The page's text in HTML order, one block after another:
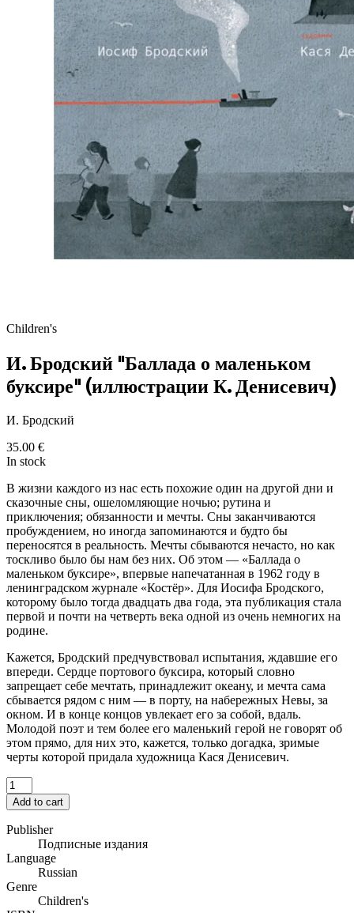
Children's
И. Бродский "Баллада о маленьком
буксире" (иллюстрации К. Денисевич)
И. Бродский
35.00 €
In stock
В жизни каждого из нас есть похожие один на другой дни и
сказочные сны, ошеломляющие ночью; рутина и
приключения; обязанности и мечты. Сны заканчиваются
пробуждением, но иногда запоминаются и будто бы
переносятся в реальность. Мечты сбываются нечасто, но как
тоскливо было бы нам без них. Об этом — «Баллада о
маленьком буксире», впервые напечатанная в 1962 году в
ленинградском журнале «Костёр». Для Иосифа Бродского,
которому было тогда двадцать два года, эта публикация стала
первой и почти на четверть века одной из очень немногих на
родине.
Кажется, Бродский предчувствовал испытания, ждавшие его
впереди. Сердце портового буксира, который словно
запрещает себе мечтать, принадлежит океану, и мечта сама
сбывается рядом с ним — в порту, на набережных Невы, за
окном. И в конце концов увлекает его за собой, вдаль.
Молодой поэт и тем более его маленький герой не говорят об
этом прямо, для них это, кажется, только догадка, зримые
черты которой придала художница Кася Денисевич.
Add to cart
Publisher
Подписные издания
Language
Russian
Genre
Children's